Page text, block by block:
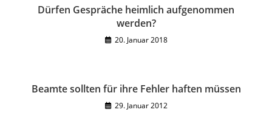
Dürfen Gespräche heimlich aufgenommen
werden?
20. Januar 2018
Beamte sollten für ihre Fehler haften müssen
29. Januar 2012